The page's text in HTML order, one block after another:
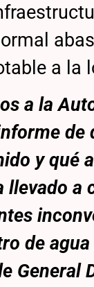
a la
a la
de
y qué
llevado a
de
General